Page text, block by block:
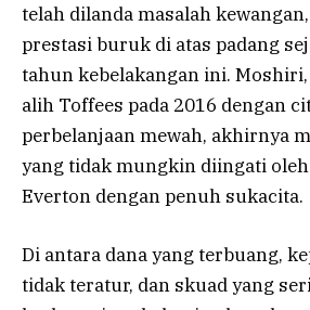
telah dilanda masalah
prestasi buruk di atas padang
tahun kebelakangan ini.
alih Toffees pada 2016 dengan
perbelanjaan mewah, akhirnya
yang tidak mungkin diingati
Everton dengan penuh sukacita.
Di antara dana yang terbuang,
tidak teratur, dan skuad yang